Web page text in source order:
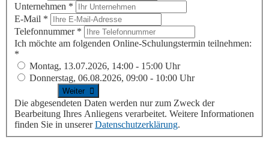
Unternehmen *
E-Mail *
Telefonnummer *
Ich möchte am folgenden Online-Schulungstermin teilnehmen:
*
Montag, 13.07.2026, 14:00 - 15:00 Uhr
Donnerstag, 06.08.2026, 09:00 - 10:00 Uhr
Die abgesendeten Daten werden nur zum Zweck der
Bearbeitung Ihres Anliegens verarbeitet. Weitere Informationen
finden Sie in unsererDatenschutzerklärung.